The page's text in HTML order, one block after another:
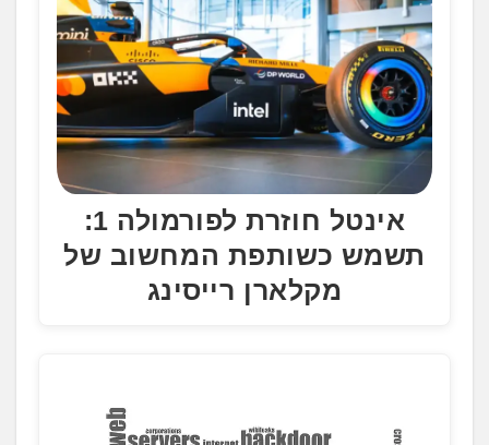
.
אינטל חוזרת לפורמולה 1:
תשמש כשותפת המחשוב של
מקלארן רייסינג